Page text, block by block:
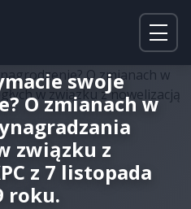
swoje
O zmianach w
związku z
z 7 listopada
roku.